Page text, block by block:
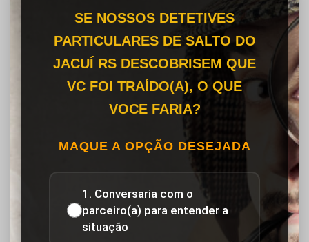
SE NOSSOS DETETIVES
PARTICULARES DE SALTO DO
JACUÍ RS DESCOBRISEM QUE
VC FOI TRAÍDO(A), O QUE
VOCE FARIA?
MAQUE A OPÇÃO DESEJADA
1. Conversaria com o
parceiro(a) para entender a
situação